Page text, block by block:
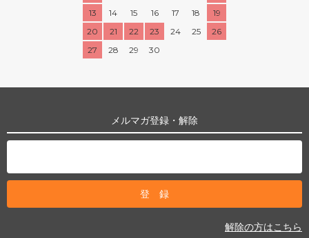
13
14 15 16 17 18
19
20
21 22 23 24 25
26
27
28 29 30
メルマガ登録・解除
解除の方はこちら